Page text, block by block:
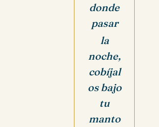
donde
pasar
la
noche,
cobíjal
os bajo
tu
manto